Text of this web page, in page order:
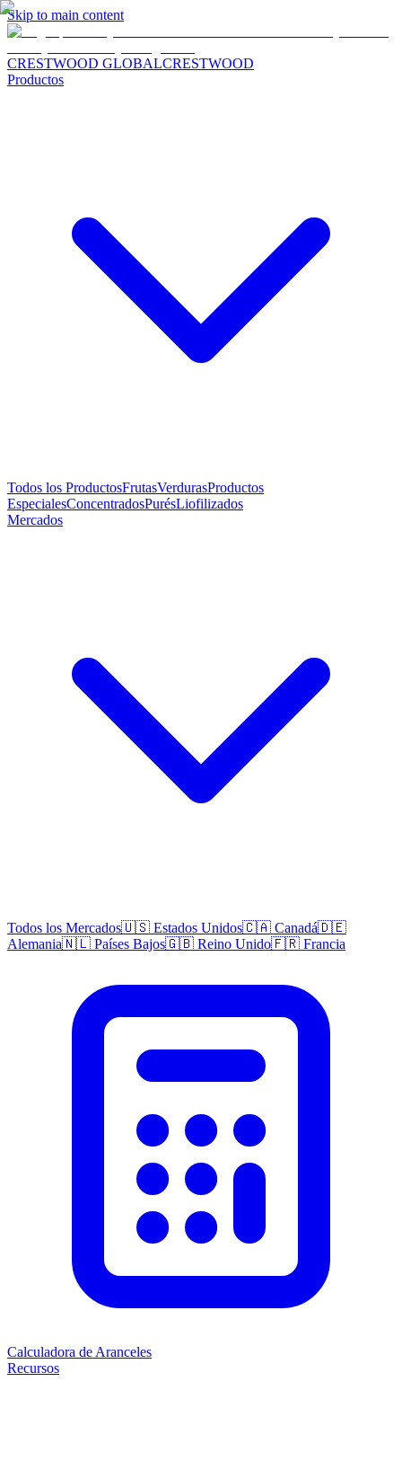
Skip to main content
CRESTWOOD GLOBALCRESTWOOD
Productos
Todos los ProductosFrutasVerdurasProductos
EspecialesConcentradosPurésLiofilizados
Mercados
Todos los Mercados🇺🇸 Estados Unidos🇨🇦 Canadá🇩🇪
Alemania🇳🇱 Países Bajos🇬🇧 Reino Unido🇫🇷 Francia
Calculadora de Aranceles
Recursos